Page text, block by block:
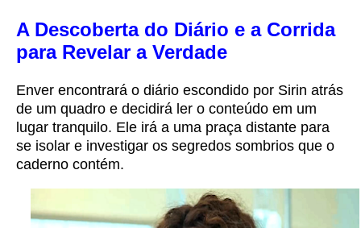
A Descoberta do Diário e a Corrida
para Revelar a Verdade
Enver encontrará o diário escondido por Sirin atrás
de um quadro e decidirá ler o conteúdo em um
lugar tranquilo. Ele irá a uma praça distante para
se isolar e investigar os segredos sombrios que o
caderno contém.